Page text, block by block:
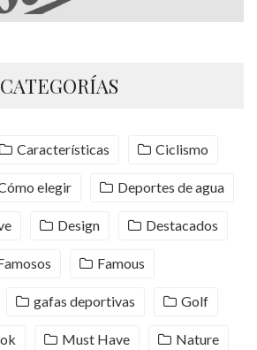
CATEGORÍAS
Características Ciclismo
elegir Deportes de agua
Design Destacados
Famous
gafas deportivas Golf
Must Have Nature